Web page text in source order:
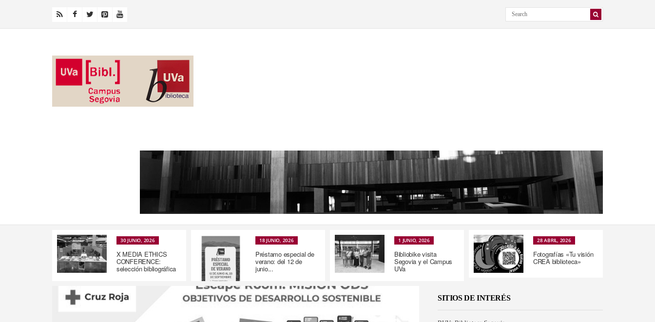
30 JUNIO, 2026
X MEDIA ETHICS
CONFERENCE:
selección bibliográfica
18 JUNIO, 2026
Préstamo especial de
verano: del 12 de
junio...
1 JUNIO, 2026
Bibliobike visita
Segovia y el Campus
UVa
28 ABRIL, 2026
Fotografías «Tu visión
CREA biblioteca»
SITIOS DE INTERÉS